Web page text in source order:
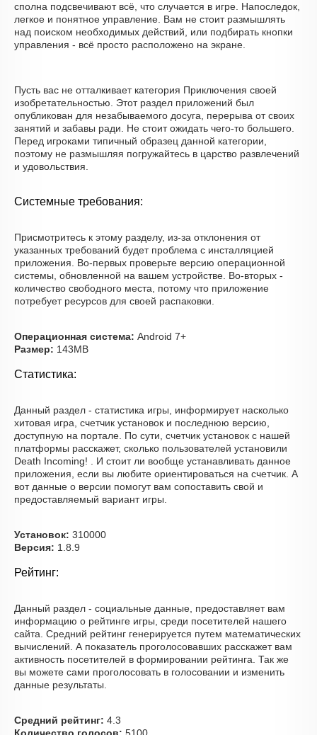
сполна подсвечивают всё, что случается в игре. Напоследок,
легкое и понятное управление. Вам не стоит размышлять
над поиском необходимых действий, или подбирать кнопки
управления - всё просто расположено на экране.
Пусть вас не отталкивает категория Приключения своей
изобретательностью. Этот раздел приложений был
опубликован для незабываемого досуга, перерыва от своих
занятий и забавы ради. Не стоит ожидать чего-то большего.
Перед игроками типичный образец данной категории,
поэтому не размышляя погружайтесь в царство развлечений
и удовольствия.
Системные требования:
Присмотритесь к этому разделу, из-за отклонения от
указанных требований будет проблема с инсталляцией
приложения. Во-первых проверьте версию операционной
системы, обновленной на вашем устройстве. Во-вторых -
количество свободного места, потому что приложение
потребует ресурсов для своей распаковки.
Операционная система: Android 7+
Размер: 143MB
Статистика:
Данный раздел - статистика игры, информирует насколько
хитовая игра, счетчик установок и последнюю версию,
доступную на портале. По сути, счетчик установок с нашей
платформы расскажет, сколько пользователей установили
Death Incoming! . И стоит ли вообще устанавливать данное
приложения, если вы любите ориентироваться на счетчик. А
вот данные о версии помогут вам сопоставить свой и
предоставляемый вариант игры.
Установок: 310000
Версия: 1.8.9
Рейтинг:
Данный раздел - социальные данные, предоставляет вам
информацию о рейтинге игры, среди посетителей нашего
сайта. Средний рейтинг генерируется путем математических
вычислений. А показатель проголосовавших расскажет вам
активность посетителей в формировании рейтинга. Так же
вы можете сами проголосовать в голосовании и изменить
данные результаты.
Средний рейтинг: 4.3